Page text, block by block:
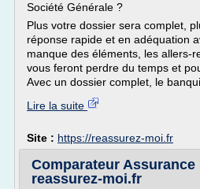
Société Générale ?
Plus votre dossier sera complet,
réponse rapide et en adéquation
manque des éléments, les allers-
vous feront perdre du temps et
Avec un dossier complet, le
Lire la suite
Site : https://reassurez-moi.fr
Comparateur
reassurez-moi.fr